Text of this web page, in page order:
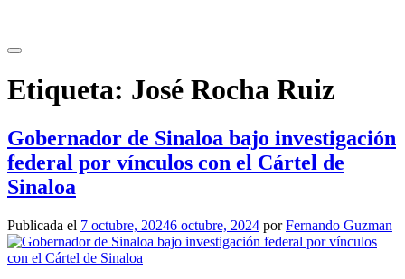
contenido
Etiqueta: José Rocha Ruiz
Gobernador de Sinaloa bajo investigación
federal por vínculos con el Cártel de
Sinaloa
Publicada el 7 octubre, 20246 octubre, 2024 porFernando Guzman